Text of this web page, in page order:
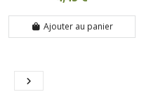
Ajouter au panier